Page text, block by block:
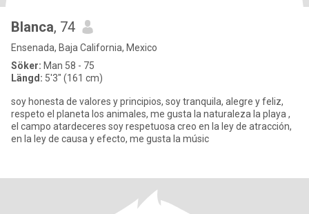
Blanca, 74
Ensenada, Baja California, Mexico
Söker: Man 58 - 75
Längd: 5'3" (161 cm)
soy honesta de valores y principios, soy tranquila, alegre y feliz,
respeto el planeta los animales, me gusta la naturaleza la playa ,
el campo atardeceres soy respetuosa creo en la ley de atracción,
en la ley de causa y efecto, me gusta la músic